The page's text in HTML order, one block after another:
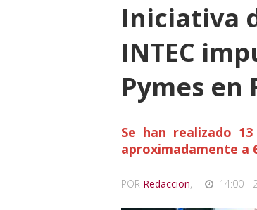
Iniciativa
INTEC
Pymes en
Se han realizado
aproximadamente a
POR Redaccion, 14:00 -